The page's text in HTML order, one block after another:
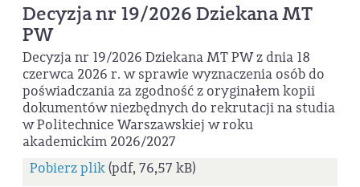
Decyzja nr 19/2026 Dziekana MT
PW
Decyzja nr 19/2026 Dziekana MT PW z dnia 18
czerwca 2026 r. w sprawie wyznaczenia osób do
poświadczania za zgodność z oryginałem kopii
dokumentów niezbędnych do rekrutacji na studia
w Politechnice Warszawskiej w roku
akademickim 2026/2027
Pobierz plik(pdf, 76,57 kB)